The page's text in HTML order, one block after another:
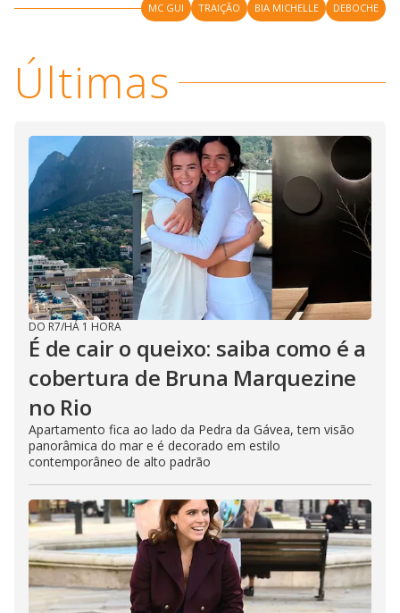
MC GUI TRAIÇÃO BIA MICHELLE DEBOCHE
Últimas
DO R7/HÁ 1 HORA
É de cair o queixo: saiba como é a
cobertura de Bruna Marquezine
no Rio
Apartamento fica ao lado da Pedra da Gávea, tem visão
panorâmica do mar e é decorado em estilo
contemporâneo de alto padrão